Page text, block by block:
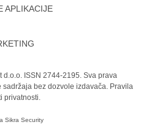
APLIKACIJE
ISSN 2744-2195. Sva prava
bez dozvole izdavača. Pravila
privatnosti.
Sikra Security